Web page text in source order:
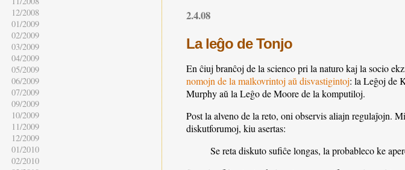
2.4.08
La leĝo de Tonjo
En ĉiuj branĉoj de la scienco pri la naturo kaj la socio
nomojn de la malkovrintoj aŭ disvastigintoj: la Leĝoj de
Murphy aŭ la Leĝo de Moore de la komputiloj.
Post la alveno de la reto, oni observis aliajn regulaĵojn.
diskutforumoj, kiu asertas:
Se reta diskuto sufiĉe longas, la probableco ke
12/2008
01/2009
02/2009
03/2009
04/2009
05/2009
06/2009
07/2009
09/2009
10/2009
11/2009
12/2009
01/2010
02/2010